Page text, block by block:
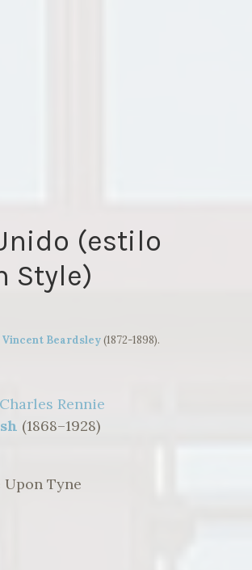
(estilo
Style)
Vincent Beardsley(1872-1898).
Charles Rennie
(1868–1928)
Upon Tyne